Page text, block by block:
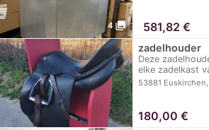
4 photo_library 581,82 €
zadelhouder
Deze
elke zadelkast
ruimte voor…
53881 Euskirchen,
180,00 €